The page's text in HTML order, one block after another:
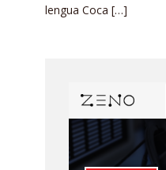
lengua Coca […]